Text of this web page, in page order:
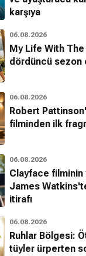
karşıya
06.08.2026
My Life With
dördüncü sezon
06.08.2026
Robert
filminden ilk
06.08.2026
Clayface filminin
James
itirafı
06.08.2026
Ruhlar Bölgesi:
tüyler ürperten